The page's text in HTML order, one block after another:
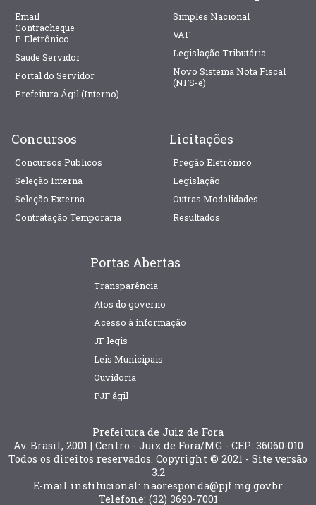
Email
Contracheque
P. Eletrônico
Saúde Servidor
Portal do Servidor
Prefeitura Ágil (Interno)
Simples Nacional
VAF
Legislação Tributária
Novo Sistema Nota Fiscal
(NFS-e)
Concursos
Concursos Públicos
Seleção Interna
Seleção Externa
Contratação Temporária
Licitações
Pregão Eletrônico
Legislação
Outras Modalidades
Resultados
Portas Abertas
Transparência
Atos do governo
Acesso à informação
JF legis
Leis Municipais
Ouvidoria
PJF ágil
Prefeitura de Juiz de Fora
Av. Brasil, 2001 | Centro - Juiz de Fora/MG - CEP: 36060-010
Todos os direitos reservados. Copyright © 2021 - Site versão
3.2
E-mail institucional: naoresponda@pjf.mg.gov.br
Telefone: (32) 3690-7001